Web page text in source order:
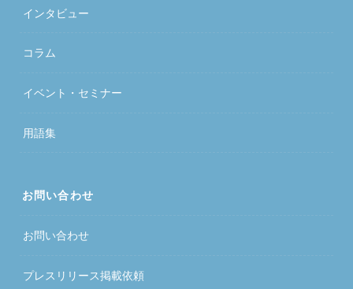
インタビュー
コラム
イベント・セミナー
用語集
お問い合わせ
お問い合わせ
プレスリリース掲載依頼